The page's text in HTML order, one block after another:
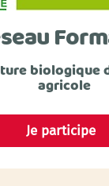
biologique
agricole
Je participe